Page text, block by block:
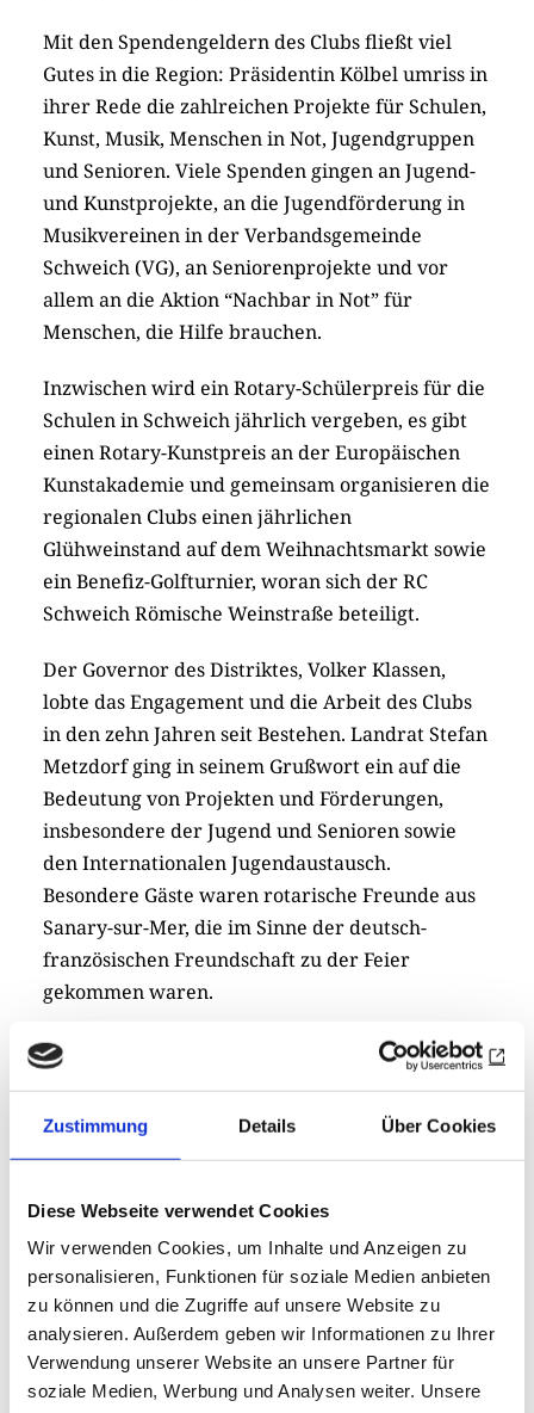
Zustimmung Details Über Cookies
Diese Webseite verwendet Cookies
Wir verwenden Cookies, um Inhalte und Anzeigen zu
personalisieren, Funktionen für soziale Medien anbieten
zu können und die Zugriffe auf unsere Website zu
analysieren. Außerdem geben wir Informationen zu Ihrer
Verwendung unserer Website an unsere Partner für
soziale Medien, Werbung und Analysen weiter. Unsere
Mit den Spendengeldern des Clubs fließt viel
Gutes in die Region: Präsidentin Kölbel umriss in
ihrer Rede die zahlreichen Projekte für Schulen,
Kunst, Musik, Menschen in Not, Jugendgruppen
und Senioren. Viele Spenden gingen an Jugend-
und Kunstprojekte, an die Jugendförderung in
Musikvereinen in der Verbandsgemeinde
Schweich (VG), an Seniorenprojekte und vor
allem an die Aktion “Nachbar in Not” für
Menschen, die Hilfe brauchen.
Inzwischen wird ein Rotary-Schülerpreis für die
Schulen in Schweich jährlich vergeben, es gibt
einen Rotary-Kunstpreis an der Europäischen
Kunstakademie und gemeinsam organisieren die
regionalen Clubs einen jährlichen
Glühweinstand auf dem Weihnachtsmarkt sowie
ein Benefiz-Golfturnier, woran sich der RC
Schweich Römische Weinstraße beteiligt.
Der Governor des Distriktes, Volker Klassen,
lobte das Engagement und die Arbeit des Clubs
in den zehn Jahren seit Bestehen. Landrat Stefan
Metzdorf ging in seinem Grußwort ein auf die
Bedeutung von Projekten und Förderungen,
insbesondere der Jugend und Senioren sowie
den Internationalen Jugendaustausch.
Besondere Gäste waren rotarische Freunde aus
Sanary-sur-Mer, die im Sinne der deutsch-
französischen Freundschaft zu der Feier
gekommen waren.
Der internationale Jugendaustausch ist ein
Schwerpunkt von Rotary International und
gleichzeitig ein Schwerpunkt des Roary Clubs an
der Römischen Weinstraße. Auf der Charterfeier
Distriktjugenddienstbeauftrage Birgit Spinelli
über dieses weltweite, rotarische Engagement.
Der Club mit der Jugenddienstbeauftragten Vera
Kölbel hat sieben Schülerinnen und Schülern aus
der Region einen Jahresaufenthalt vermittelt:
und zwar in Australien, Kanada, Chile, und je